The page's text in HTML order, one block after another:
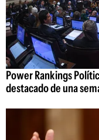
Power Rankings
destacado de una